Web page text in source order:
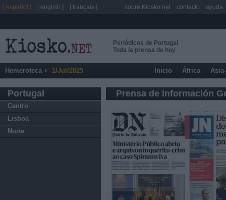
Periódicos de Portugal
Toda la prensa de hoy
Hemeroteca 1/Jul/2025 Inicio África
Portugal
Centro
Lisboa
Norte
Prensa de Información
[ español ] [ english ] [ français ] sobre Kiosko.net contacto ayuda